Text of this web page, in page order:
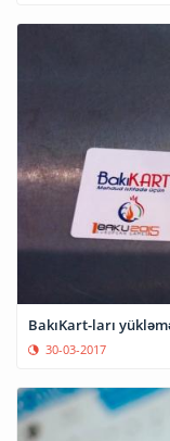
BakıKart-ları
30-03-2017